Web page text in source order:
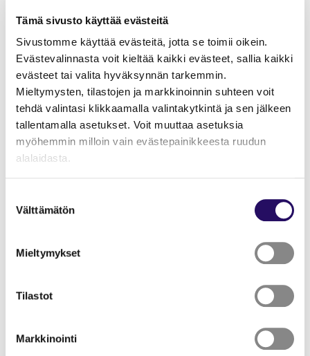
Tämä sivusto käyttää evästeitä
Sivustomme käyttää evästeitä, jotta se toimii oikein.
Evästevalinnasta voit kieltää kaikki evästeet, sallia kaikki
evästeet tai valita hyväksynnän tarkemmin.
Mieltymysten, tilastojen ja markkinoinnin suhteen voit
tehdä valintasi klikkaamalla valintakytkintä ja sen jälkeen
tallentamalla asetukset. Voit muuttaa asetuksia
myöhemmin milloin vain evästepainikkeesta ruudun
alalaidasta.
Lue lisää sivustostamme ja evästeistä
valinta
Välttämätön
Mieltymykset
Tilastot
Markkinointi
Koodikoulu-investoinnilla
tukea
ohjelmistokehittäjien
saatavuuteen
Normet osallistuu Savilahdessa myös Koodikoulu-
hankkeeseen, jonka tavoitteena on kasvattaa ohjelmisto-
osaajien määrää alueella ja kehittää heidän
– Lähdimme Ponssen, Istekin, Osuma
henkilöstöpalveluiden ja muutaman muun yrityksen
yhteisesti varmistaa softaosaajien alueelle saamista. KPY
olivat
koodikoulun perustamisessa vahvoja ajureita, jotka saivat
meidät yritykset näkemään hankkeeseen investoinnin
Yritysvetoinen ohjelmistokehittäjien koulu Koodikoulu